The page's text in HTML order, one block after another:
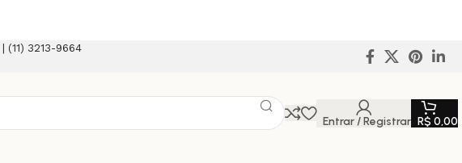
(11) 3213-9664
Entrar / Registrar R$ 0,00